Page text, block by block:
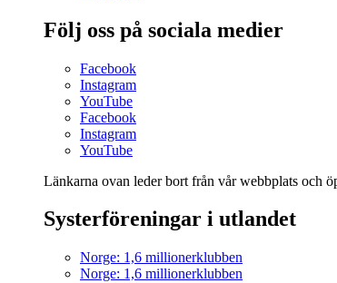
Följ oss på sociala medier
Facebook
Instagram
YouTube
Facebook
Instagram
YouTube
Länkarna ovan leder bort från vår webbplats och
Systerföreningar i utlandet
Norge: 1,6 millionerklubben
Norge: 1,6 millionerklubben